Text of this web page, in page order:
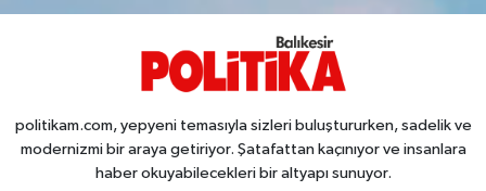
politikam.com, yepyeni temasıyla sizleri buluştururken, sadelik ve
modernizmi bir araya getiriyor. Şatafattan kaçınıyor ve insanlara
haber okuyabilecekleri bir altyapı sunuyor.